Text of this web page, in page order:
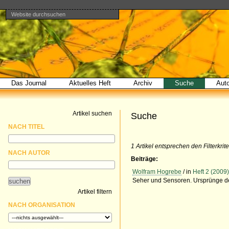
Direkt
zum
Inhalt
|
Direkt
zur
Navigation
Benutzerspezifische
Werkzeuge
Website durchsuchen
Erweiterte
Suche…
Bereiche
Das Journal Aktuelles Heft Archiv Suche
Suche
1 Artikel entsprechen den
Beiträge:
Wolfram Hogrebe / in Heft 2 (2009)
Seher und Sensoren. Ursprünge
Artikel suchen
NACH TITEL
NACH AUTOR
Artikel filtern
NACH ORGANISATION